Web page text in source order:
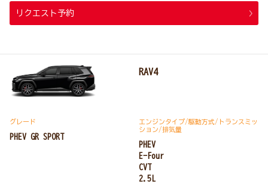
リクエスト予約
RAV4
グレード
PHEV GR SPORT
エンジンタイプ/駆動方式/ トランスミッ
ション/排気量
PHEV
E-Four
CVT
2.5L